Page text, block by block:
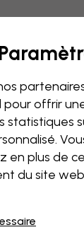
offrir
en plus de
du site